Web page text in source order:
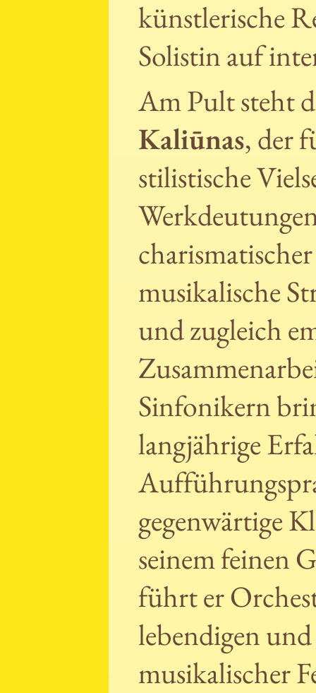
künstlerische
Solistin auf
Am Pult steht
Kaliūnas, der
stilistische
musikalische
und zugleich
Sinfonikern
langjährige
gegenwärtige
seinem feinen
führt er
lebendigen
musikalischer